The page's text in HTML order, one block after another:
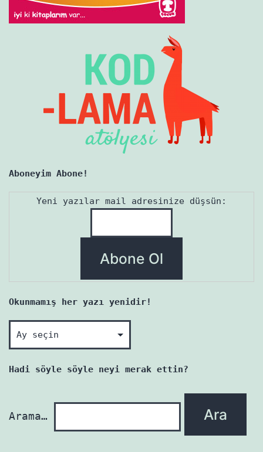
Aboneyim Abone!
Yeni yazılar mail adresinize düşsün:
Okunmamış her yazı yenidir!
Okunmamış
her
yazı
Hadi söyle söyle neyi merak ettin?
Arama…